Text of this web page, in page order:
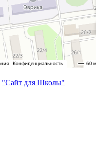
"Сайт для Школы"